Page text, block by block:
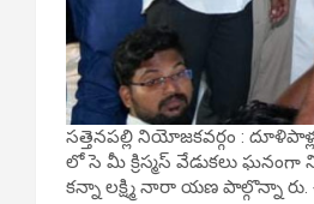
సత్తెనపల్లి నియోజకవర్గం :
లో సె మీ క్రిస్మస్ వేడుకలు ఘనంగా
కన్నా లక్ష్మి నారా యణ పాల్గొన్నా రు.